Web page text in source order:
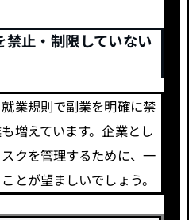
止・制限していない
業規則で副業を明確に禁
増えています。企業とし
クを管理するために、一
とが望ましいでしょう。